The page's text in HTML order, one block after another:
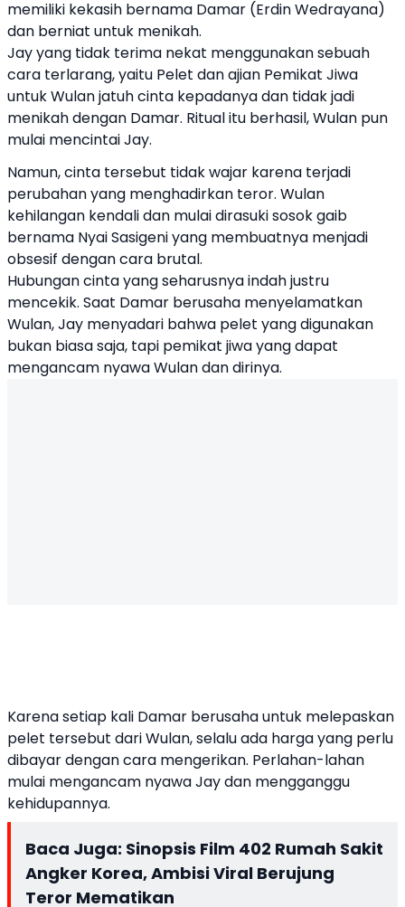
memiliki kekasih bernama Damar (Erdin Wedrayana)
dan berniat untuk menikah.
Jay yang tidak terima nekat menggunakan sebuah
cara terlarang, yaitu Pelet dan ajian Pemikat Jiwa
untuk Wulan jatuh cinta kepadanya dan tidak jadi
menikah dengan Damar. Ritual itu berhasil, Wulan pun
mulai mencintai Jay.
Namun, cinta tersebut tidak wajar karena terjadi
perubahan yang menghadirkan teror. Wulan
kehilangan kendali dan mulai dirasuki sosok gaib
bernama Nyai Sasigeni yang membuatnya menjadi
obsesif dengan cara brutal.
Hubungan cinta yang seharusnya indah justru
mencekik. Saat Damar berusaha menyelamatkan
Wulan, Jay menyadari bahwa pelet yang digunakan
bukan biasa saja, tapi pemikat jiwa yang dapat
mengancam nyawa Wulan dan dirinya.
Karena setiap kali Damar berusaha untuk melepaskan
pelet tersebut dari Wulan, selalu ada harga yang perlu
dibayar dengan cara mengerikan. Perlahan-lahan
mulai mengancam nyawa Jay dan mengganggu
kehidupannya.
Baca Juga: Sinopsis Film 402 Rumah Sakit
Angker Korea, Ambisi Viral Berujung
Teror Mematikan